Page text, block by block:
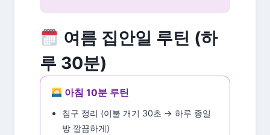
여름 집안일 루틴 (하
루 30분)
아침 10분 루틴
침구 정리 (이불 개기 30초 → 하루 종일
방 깔끔하게)